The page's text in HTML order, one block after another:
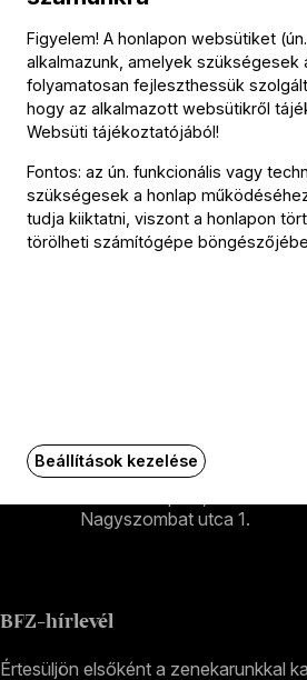
tartalmaznak, sok dala és kórusa
karakterű. Kilenc zenekar- vagy
számos kórusművet, szólódalt
közül két Szerenádja emelkedik ki,
vonós-zongora összeállításra írta.
három szvitet, illetve szonátát
Pf. 47
Jegyiroda címe:
Nagyszombat utca 1.
BFZ-hírlevél
Értesüljön elsőként a zenekarunkkal
Figyelem! A honlapon websütiket
alkalmazunk, amelyek szükségesek
folyamatosan fejleszthessük
hogy az alkalmazott websütikről
Websüti tájékoztatójából!
Fontos: az ún. funkcionális vagy
szükségesek a honlap
tudja kiiktatni, viszont a honlapon
törölheti számítógépe
Beállítások kezelése